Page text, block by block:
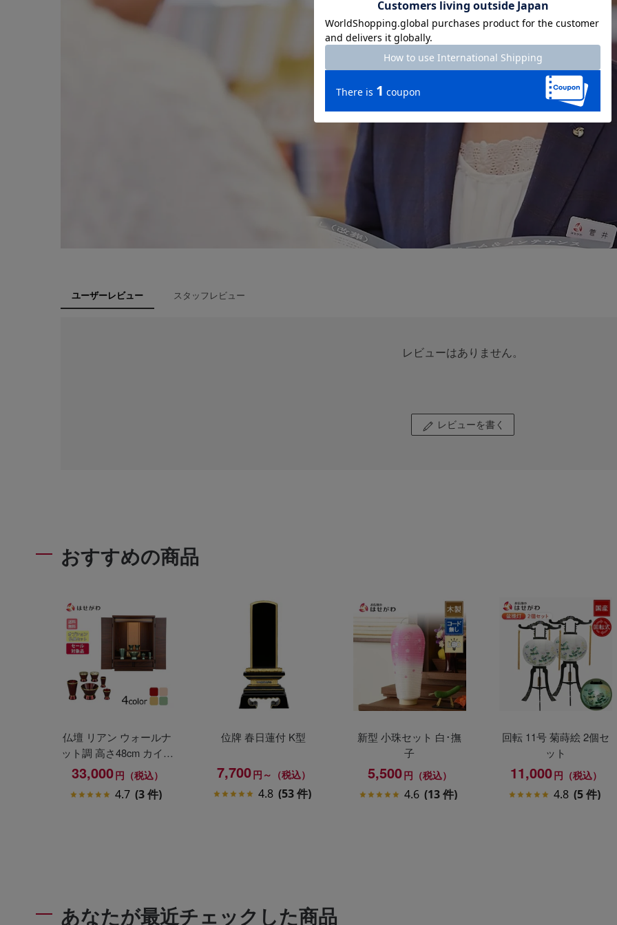
ユーザーレビュー スタッフレビュー
レビューはありません。
レビューを書く
おすすめの商品
仏壇 リアン ウォールナ
ット調 高さ48cm カイラ
具足セット
33,000円（税込）
4.7 (3 件)
位牌 春日蓮付 K型
7,700円～（税込）
4.8 (53 件)
新型 小珠セット 白･撫
子
5,500円（税込）
4.6 (13 件)
回転 11号 菊蒔絵 2個セ
ット
11,000円（税込）
4.8 (5 件)
あなたが最近チェックした商品